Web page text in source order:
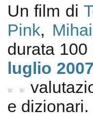
Un film di
Pink,
durata
luglio 2007
e dizionari.